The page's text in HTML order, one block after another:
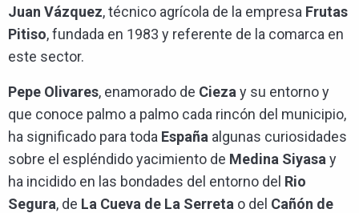
Juan Vázquez, técnico agrícola de la empresa Frutas
Pitiso, fundada en 1983 y referente de la comarca en
este sector.
Pepe Olivares, enamorado de Cieza y su entorno y
que conoce palmo a palmo cada rincón del municipio,
ha significado para toda España algunas curiosidades
sobre el espléndido yacimiento de Medina Siyasa y
ha incidido en las bondades del entorno del Rio
Segura, de La Cueva de La Serreta o del Cañón de